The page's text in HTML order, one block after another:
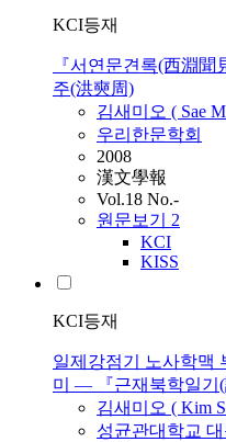
KCI등재
『서연문견록(西淵
주(洪奭周)
김새미오 ( Sae
우리한문학회
2008
漢文學報
Vol.18 No.-
원문보기 2
KCI
KISS
KCI등재
일제강점기 노사학맥
미 ― 『근재북학일기
김새미오 ( Kim
성균관대학교